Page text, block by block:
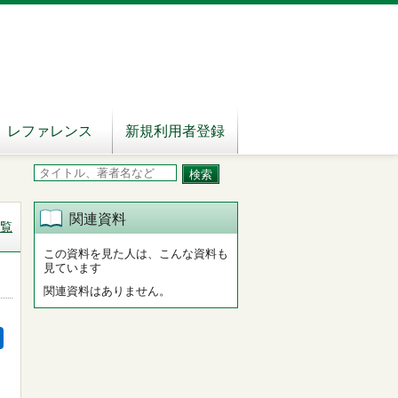
レファレンス 新規利用者登録
関連資料
この資料を見た人は、こんな資料も
見ています
関連資料はありません。